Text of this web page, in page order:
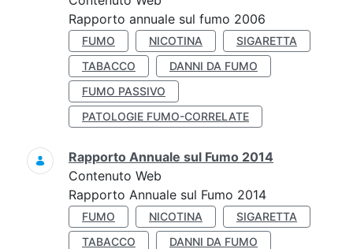
Rapporto annuale sul fumo 2006
FUMO NICOTINA
SIGARETTA
TABACCO
DANNI DA FUMO
FUMO PASSIVO
PATOLOGIE FUMO-CORRELATE
Rapporto Annuale sul Fumo 2014
Contenuto Web
Rapporto Annuale sul Fumo 2014
FUMO NICOTINA
SIGARETTA
TABACCO
DANNI DA FUMO